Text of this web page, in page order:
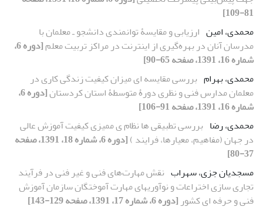
81-109]
محمدی، امین ارزیابی و مقایسۀ توانمندی دانشجو ـ معلمان با
مدرسان آنان در بهره‌گیری از اینترنت در مراکز تربیت معلم
[دوره 6،
شماره 16، 1391، صفحه 65-90]
محمدی، بهرام بررسی مقایسه ‏ای میزان کیفیت زندگی کاری در
معلمان مدارس فنی و نظری دورۀ متوسطۀ استان کردستان
[دوره 6،
شماره 16، 1391، صفحه 91-106]
محمدی، رضا بررسی تطبیقی ها نظام ی ممیزی کیفیت آموزش عالی
در جهان (مفاهیم، معیارها، فرایند )
[دوره 6، شماره 18، 1391، صفحه
37-80]
مسجدیان جزی، سهراب نقش مهارت‌های فنی و غیر فنی در فرآیند
تجاری سازی اختراعات و نوآوری‏های مهارت آموختگان سازمان آموزش
فنی و حرفه‏ ای کشور [دوره 6، شماره 17، 1391، صفحه 129-143]